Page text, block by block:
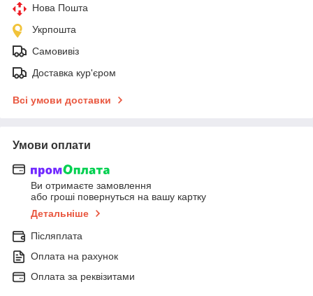
Нова Пошта
Укрпошта
Самовивіз
Доставка кур'єром
Всі умови доставки
Умови оплати
Ви отримаєте замовлення
або гроші повернуться на вашу картку
Детальніше
Післяплата
Оплата на рахунок
Оплата за реквізитами